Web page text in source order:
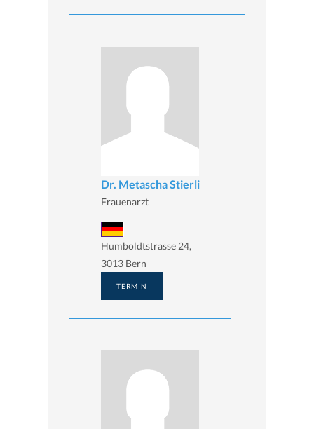
Dr. Metascha Stierli
Frauenarzt
Humboldtstrasse 24,
3013 Bern
TERMIN